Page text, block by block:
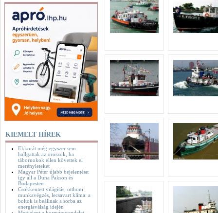
KIEMELT HÍREK
Ekkorát még egyszer sem
hallgattak az oroszok, ha
tábornokok ellen követtek el
merényleteket
Magyar Péter újabb bejelentése:
így áll a Duna Pakson és
Budapesten
Csökkentett világítás, otthoni
munkavégzés, lecsavart klíma: a
boltok is beállnak a sorba az
energiaválság idején